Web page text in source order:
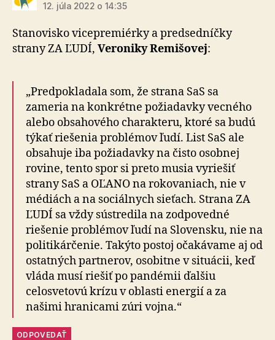
12. júla 2022 o 14:35
Stanovisko vicepremiérky a predsedníčky
strany ZA ĽUDÍ, Veroniky Remišovej:
„Predpokladala som, že strana SaS sa
zameria na konkrétne požiadavky vecného
alebo obsahového charakteru, ktoré sa budú
týkať riešenia problémov ľudí. List SaS ale
obsahuje iba požiadavky na čisto osobnej
rovine, tento spor si preto musia vyriešiť
strany SaS a OĽANO na rokovaniach, nie v
médiách a na sociálnych sieťach. Strana ZA
ĽUDÍ sa vždy sústredila na zodpovedné
riešenie problémov ľudí na Slovensku, nie na
politikárčenie. Takýto postoj očakávame aj od
ostatných partnerov, osobitne v situácii, keď
vláda musí riešiť po pandémii ďalšiu
celosvetovú krízu v oblasti energií a za
našimi hranicami zúri vojna.“
ODPOVEDAŤ